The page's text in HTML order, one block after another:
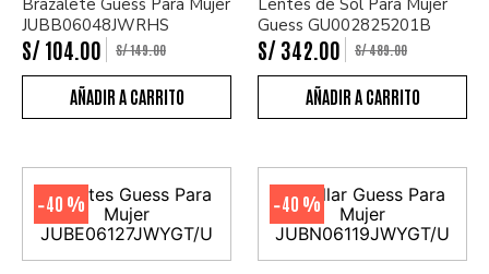
JUBB06048JWRHS
S/104 00 S/149.00
Guess GU002825201B
S/342 00 S/489.00
-40 % -40 %